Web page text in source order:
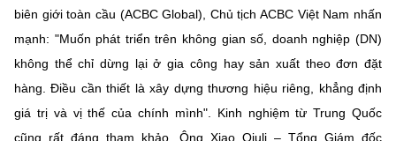
website này)
biên giới toàn cầu (ACBC Global), Chủ tịch ACBC Việt Nam nhấn
mạnh: "Muốn phát triển trên không gian số, doanh nghiệp (DN)
không thể chỉ dừng lại ở gia công hay sản xuất theo đơn đặt
hàng. Điều cần thiết là xây dựng thương hiệu riêng, khẳng định
giá trị và vị thế của chính mình". Kinh nghiệm từ Trung Quốc
cũng rất đáng tham khảo. Ông Xiao Qiuli – Tổng Giám đốc